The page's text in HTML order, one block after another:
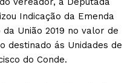
Indicação da Emenda
União 2019 no valor de
destinado ás Unidades de
do Conde.